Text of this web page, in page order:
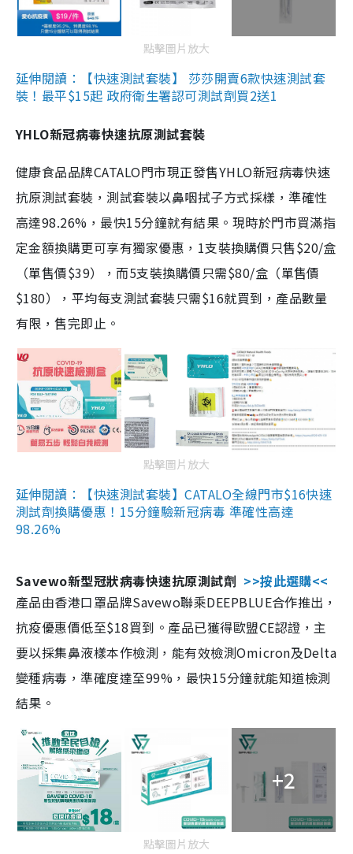
點擊圖片放大
延伸閱讀：【快速測試套裝】 莎莎開賣6款快速測試套
裝！最平$15起 政府衛生署認可測試劑買2送1
YHLO新冠病毒快速抗原測試套裝
健康食品品牌CATALO門市現正發售YHLO新冠病毒快速
抗原測試套裝，測試套裝以鼻咽拭子方式採樣，準確性
高達98.26%，最快15分鐘就有結果。現時於門市買滿指
定金額換購更可享有獨家優惠，1支裝換購價只售$20/盒
（單售價$39），而5支裝換購價只需$80/盒（單售價
$180），平均每支測試套裝只需$16就買到，產品數量
有限，售完即止。
點擊圖片放大
延伸閱讀：【快速測試套裝】CATALO全線門市$16快速
測試劑換購優惠！15分鐘驗新冠病毒 準確性高達
98.26%
Savewo新型冠狀病毒快速抗原測試劑 >>按此選購<<
產品由香港口罩品牌Savewo聯乘DEEPBLUE合作推出，
抗疫優惠價低至$18買到。產品已獲得歐盟CE認證，主
要以採集鼻液樣本作檢測，能有效檢測Omicron及Delta
變種病毒，準確度達至99%，最快15分鐘就能知道檢測
結果。
+2
點擊圖片放大